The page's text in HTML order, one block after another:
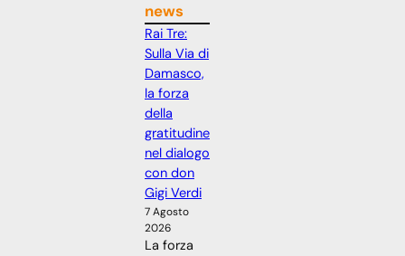
news
Rai Tre:
Sulla Via di
Damasco,
la forza
della
gratitudine
nel dialogo
con don
Gigi Verdi
7 Agosto
2026
La forza